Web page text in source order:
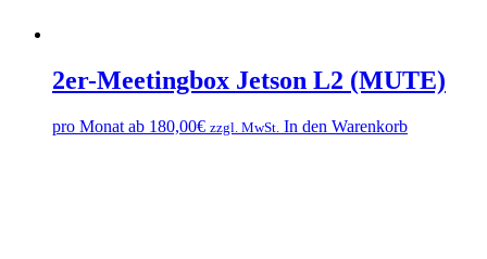
2er-Meetingbox Jetson L2 (MUTE)
pro Monat ab 180,00€ zzgl. MwSt. In den Warenkorb